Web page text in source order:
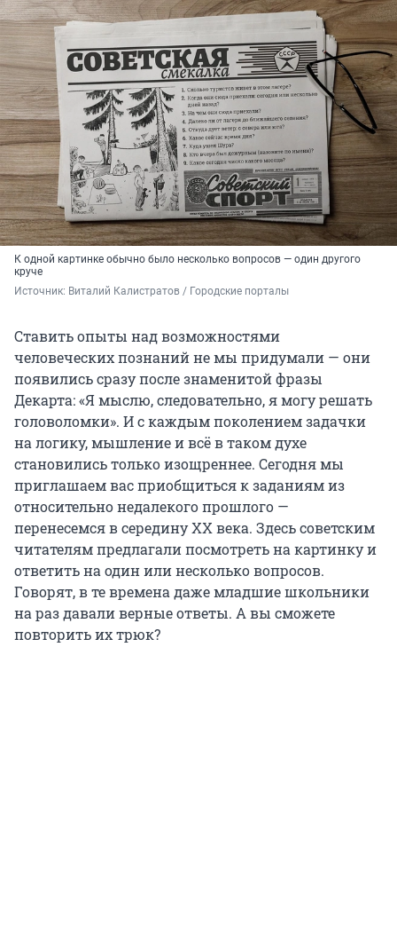
К одной картинке обычно было несколько вопросов — один другого
круче
Источник: Виталий Калистратов / Городские порталы
Ставить опыты над возможностями
человеческих познаний не мы придумали — они
появились сразу после знаменитой фразы
Декарта: «Я мыслю, следовательно, я могу решать
головоломки». И с каждым поколением задачки
на логику, мышление и всё в таком духе
становились только изощреннее. Сегодня мы
приглашаем вас приобщиться к заданиям из
относительно недалекого прошлого —
перенесемся в середину XX века. Здесь советским
читателям предлагали посмотреть на картинку и
ответить на один или несколько вопросов.
Говорят, в те времена даже младшие школьники
на раз давали верные ответы. А вы сможете
повторить их трюк?